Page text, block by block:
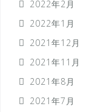
2022年2月
2022年1月
2021年12月
2021年11月
2021年8月
2021年7月